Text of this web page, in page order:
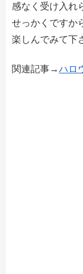
感なく受け入れ
せっかくですか
楽しんでみて下
関連記事→ハロ